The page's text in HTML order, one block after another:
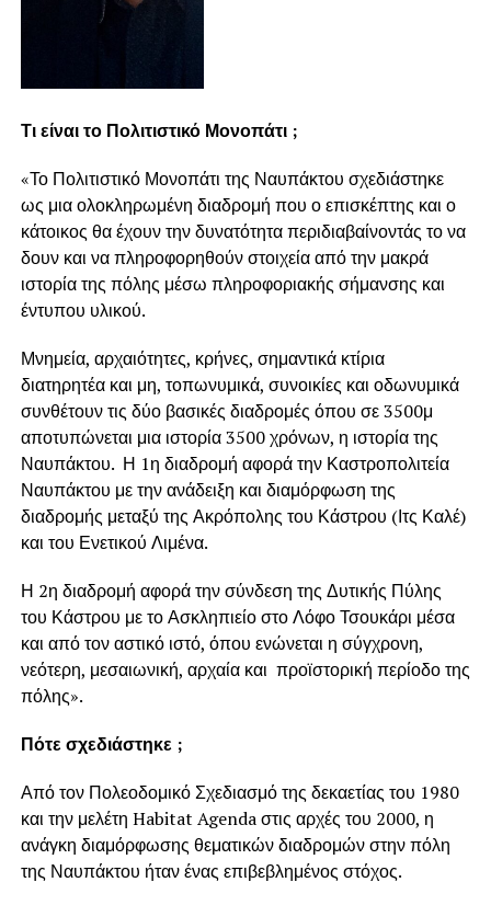
Τι είναι το Πολιτιστικό Μονοπάτι ;
«Το Πολιτιστικό Μονοπάτι της Ναυπάκτου σχεδιάστηκε
ως μια ολοκληρωμένη διαδρομή που ο επισκέπτης και ο
κάτοικος θα έχουν την δυνατότητα περιδιαβαίνοντάς το να
δουν και να πληροφορηθούν στοιχεία από την μακρά
ιστορία της πόλης μέσω πληροφοριακής σήμανσης και
έντυπου υλικού.
Μνημεία, αρχαιότητες, κρήνες, σημαντικά κτίρια
διατηρητέα και μη, τοπωνυμικά, συνοικίες και οδωνυμικά
συνθέτουν τις δύο βασικές διαδρομές όπου σε 3500μ
αποτυπώνεται μια ιστορία 3500 χρόνων, η ιστορία της
Ναυπάκτου. Η 1η διαδρομή αφορά την Καστροπολιτεία
Ναυπάκτου με την ανάδειξη και διαμόρφωση της
διαδρομής μεταξύ της Ακρόπολης του Κάστρου (Ιτς Καλέ)
και του Ενετικού Λιμένα.
Η 2η διαδρομή αφορά την σύνδεση της Δυτικής Πύλης
του Κάστρου με το Ασκληπιείο στο Λόφο Τσουκάρι μέσα
και από τον αστικό ιστό, όπου ενώνεται η σύγχρονη,
νεότερη, μεσαιωνική, αρχαία και προϊστορική περίοδο της
πόλης».
Πότε σχεδιάστηκε ;
Από τον Πολεοδομικό Σχεδιασμό της δεκαετίας του 1980
και την μελέτη Habitat Agenda στις αρχές του 2000, η
ανάγκη διαμόρφωσης θεματικών διαδρομών στην πόλη
της Ναυπάκτου ήταν ένας επιβεβλημένος στόχος.